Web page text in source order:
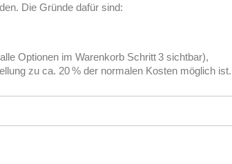
Die Gründe dafür sind:
Optionen im Warenkorb Schritt 3 sichtbar),
zu ca. 20 % der normalen Kosten möglich ist.